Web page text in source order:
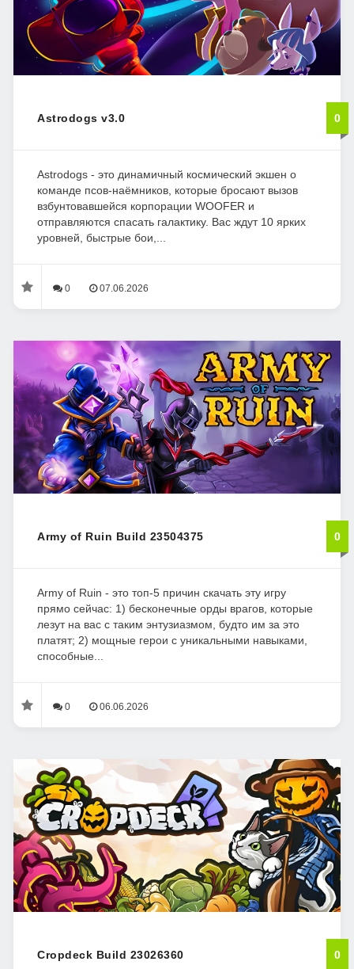
Astrodogs v3.0 0
Astrodogs - это динамичный космический экшен о
команде псов-наёмников, которые бросают вызов
взбунтовавшейся корпорации WOOFER и
отправляются спасать галактику. Вас ждут 10 ярких
уровней, быстрые бои,...
0 07.06.2026
Army of Ruin Build 23504375 0
Army of Ruin - это топ-5 причин скачать эту игру
прямо сейчас: 1) бесконечные орды врагов, которые
лезут на вас с таким энтузиазмом, будто им за это
платят; 2) мощные герои с уникальными навыками,
способные...
0 06.06.2026
Cropdeck Build 23026360 0